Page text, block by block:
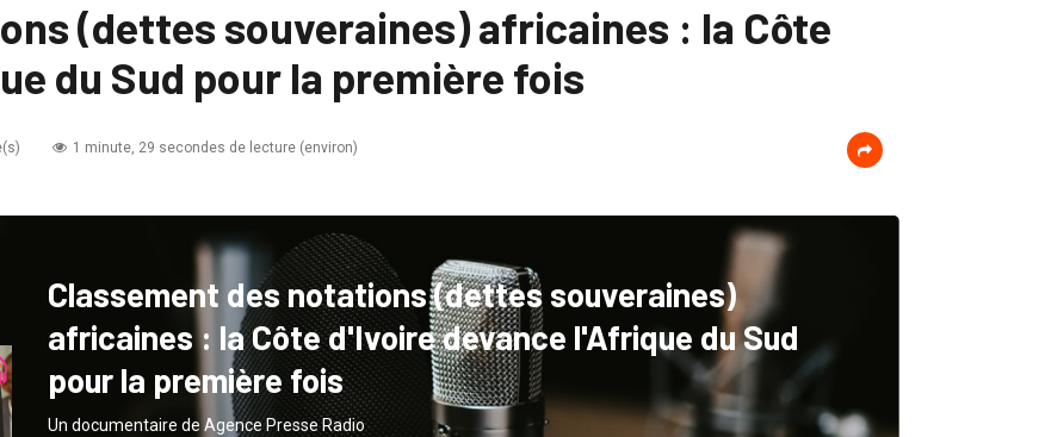
(dettes souveraines) africaines : la Côte
du Sud pour la première fois
1 minute, 29 secondes de lecture (environ)
Classement des notations (dettes souveraines)
africaines : la Côte d'Ivoire devance l'Afrique du Sud
pour la première fois
Un documentaire de Agence Presse Radio